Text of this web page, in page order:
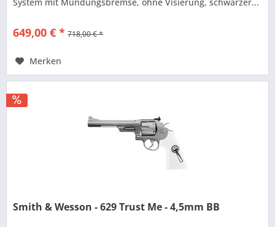
System mit Mündungsbremse, ohne Visierung, schwarzer...
649,00 € * 718,00 € *
Merken
Smith & Wesson - 629 Trust Me - 4,5mm BB